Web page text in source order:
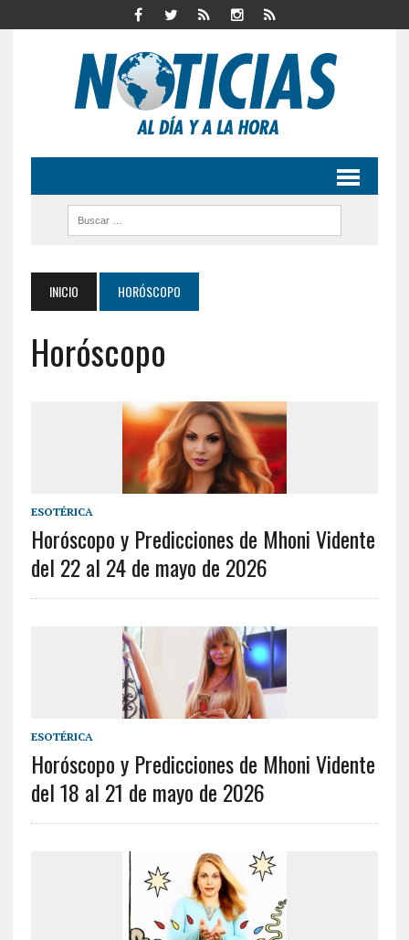
INICIO HORÓSCOPO
Horóscopo
ESOTÉRICA
Horóscopo y Predicciones de Mhoni Vidente
del 22 al 24 de mayo de 2026
ESOTÉRICA
Horóscopo y Predicciones de Mhoni Vidente
del 18 al 21 de mayo de 2026